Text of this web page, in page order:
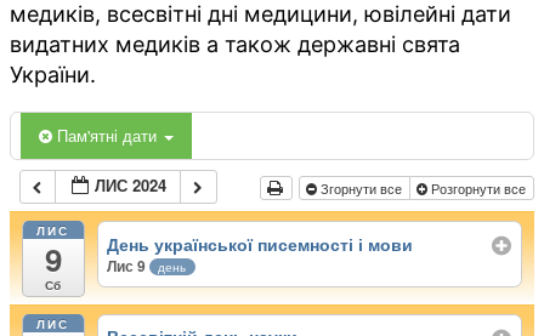
медиків, всесвітні дні медицини, ювілейні дати
видатних медиків а також державні свята
України.
Пам'ятні дати
ЛИС 2024 Згорнути все Розгорнути все
ЛИС
9
Сб
День української писемності і мови
Лис 9 день
ЛИС